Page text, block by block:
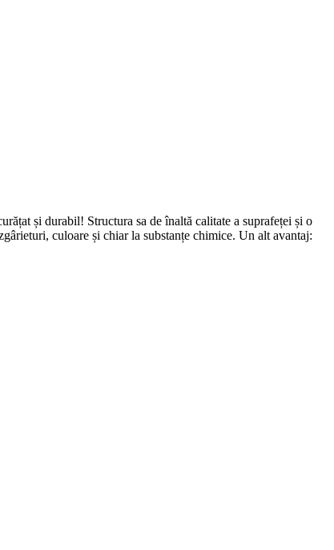
și durabil! Structura sa de înaltă calitate a suprafeței și o
culoare și chiar la substanțe chimice. Un alt avantaj: